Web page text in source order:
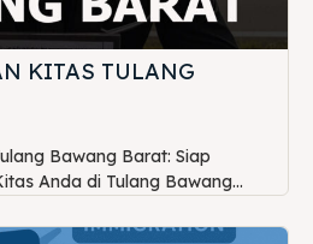
KITAS TULANG
Bawang Barat: Siap
Anda di Tulang Bawang...